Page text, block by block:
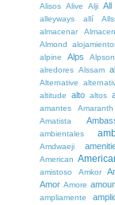
Alisos Alive Alji All
alleyways
allí
almacenar
Almond
alpine
Alps
alredores Alssam
Alternative
altitude
alto altos
amantes Amaranth
Amatista
ambientales
Amdwaeji
American
amistoso
Amkor
Amor Amore
ampliamente